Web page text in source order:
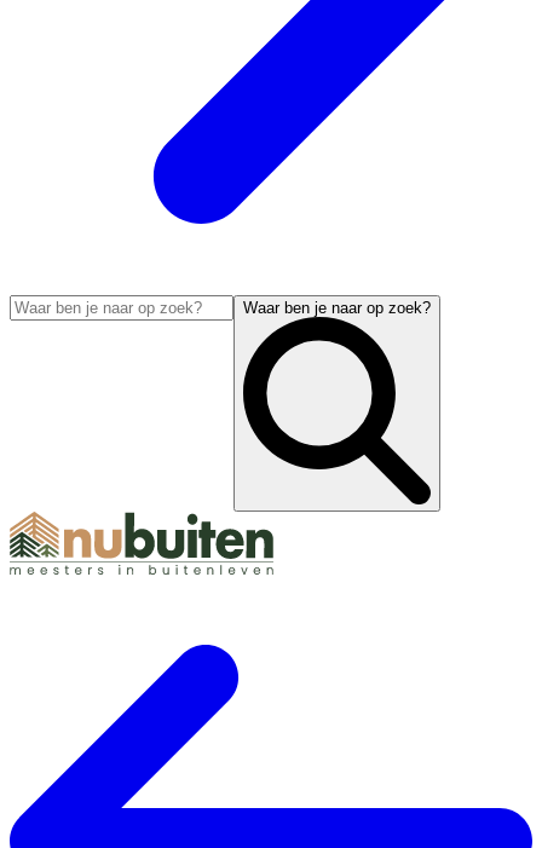
Waar ben je naar op zoek?